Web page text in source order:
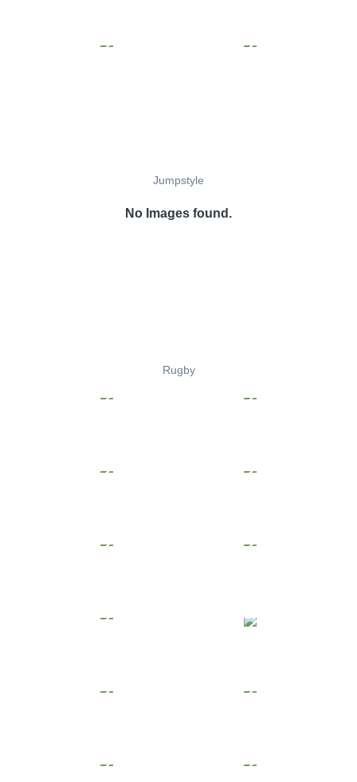
Jumpstyle
No Images found.
Rugby